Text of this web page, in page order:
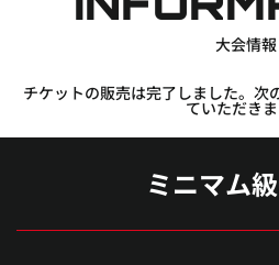
大会情報
チケットの販売は完了しました。次
ていただきま
ミニマム